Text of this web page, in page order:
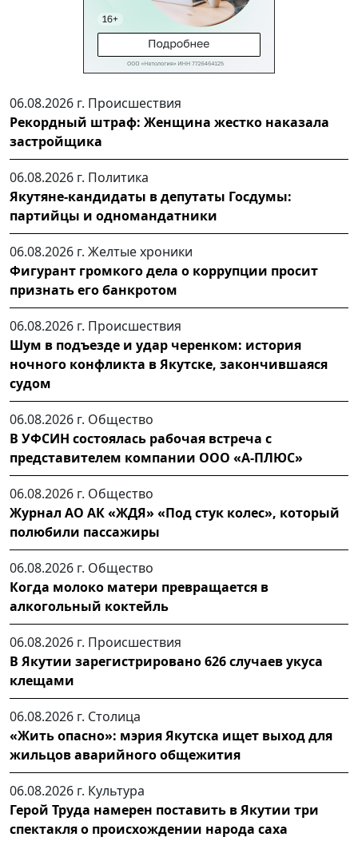
06.08.2026 г. Происшествия
Рекордный штраф: Женщина жестко наказала
застройщика
06.08.2026 г. Политика
Якутяне-кандидаты в депутаты Госдумы:
партийцы и одномандатники
06.08.2026 г. Желтые хроники
Фигурант громкого дела о коррупции просит
признать его банкротом
06.08.2026 г. Происшествия
Шум в подъезде и удар черенком: история
ночного конфликта в Якутске, закончившаяся
судом
06.08.2026 г. Общество
В УФСИН состоялась рабочая встреча с
представителем компании ООО «А-ПЛЮС»
06.08.2026 г. Общество
Журнал АО АК «ЖДЯ» «Под стук колес», который
полюбили пассажиры
06.08.2026 г. Общество
Когда молоко матери превращается в
алкогольный коктейль
06.08.2026 г. Происшествия
В Якутии зарегистрировано 626 случаев укуса
клещами
06.08.2026 г. Столица
«Жить опасно»: мэрия Якутска ищет выход для
жильцов аварийного общежития
06.08.2026 г. Культура
Герой Труда намерен поставить в Якутии три
спектакля о происхождении народа саха